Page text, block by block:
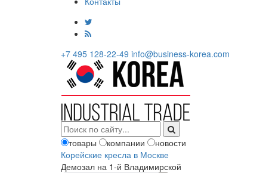
+7 495 128-22-49 info@business-korea.com
товары компании
новости
Корейские кресла в Москве
Демозал на 1-й Владимирской